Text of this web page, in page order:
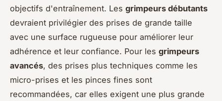
objectifs d'entraînement. Les grimpeurs débutants
devraient privilégier des prises de grande taille
avec une surface rugueuse pour améliorer leur
adhérence et leur confiance. Pour les grimpeurs
avancés, des prises plus techniques comme les
micro-prises et les pinces fines sont
recommandées, car elles exigent une plus grande